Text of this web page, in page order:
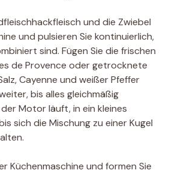
und die Zwiebel
und pulsieren Sie kontinuierlich,
sind. Fügen Sie die frischen
de Provence oder getrocknete
Cayenne und weißer Pfeffer
bis alles gleichmäßig
Motor läuft, in ein kleines
sich die Mischung zu einer Kugel
Küchenmaschine und formen Sie